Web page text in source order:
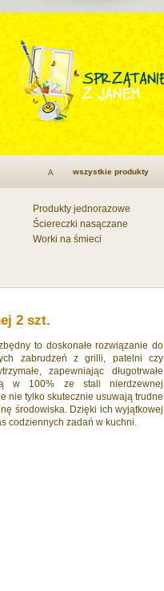
wszystkie produkty
A
Produkty jednorazowe
Ściereczki nasączane
Worki na śmieci
2 szt.
to doskonałe rozwiązanie do
zabrudzeń z grilli, patelni czy
zapewniając długotrwałe
w 100% ze stali nierdzewnej
nie tylko skutecznie usuwają trudne
środowiska. Dzięki ich wyjątkowej
codziennych zadań w kuchni.